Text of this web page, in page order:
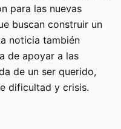
para las nuevas
buscan construir un
noticia también
de apoyar a las
de un ser querido,
dificultad y crisis.